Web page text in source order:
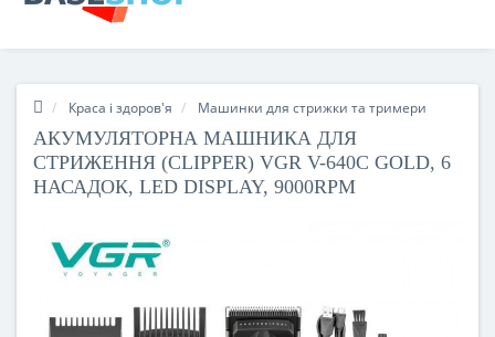
Краса і здоров'я Машинки для стрижки та тримери
АКУМУЛЯТОРНА МАШНИКА ДЛЯ
СТРИЖЕННЯ (CLIPPER) VGR V-640C GOLD, 6
НАСАДОК, LED DISPLAY, 9000RPM